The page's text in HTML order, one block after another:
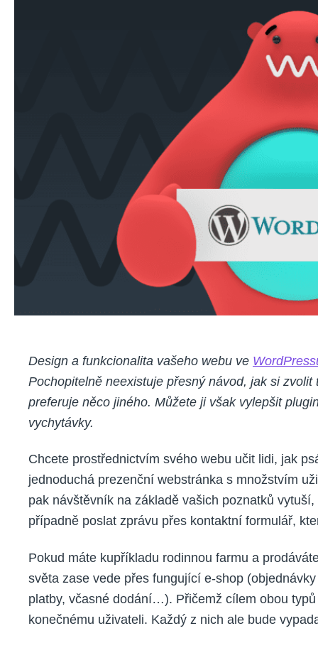
Design a funkcionalita vašeho webu ve
Pochopitelně neexistuje přesný návod, jak si
preferuje něco jiného. Můžete ji však vylepšit
vychytávky.
Chcete prostřednictvím svého webu učit lidi, jak
jednoduchá prezenční webstránka s množstvím
pak návštěvník na základě vašich poznatků
případně poslat zprávu přes kontaktní formulář,
Pokud máte kupříkladu rodinnou farmu a
světa zase vede přes fungující e-shop
platby, včasné dodání…). Přičemž cílem obou
konečnému uživateli. Každý z nich ale bude